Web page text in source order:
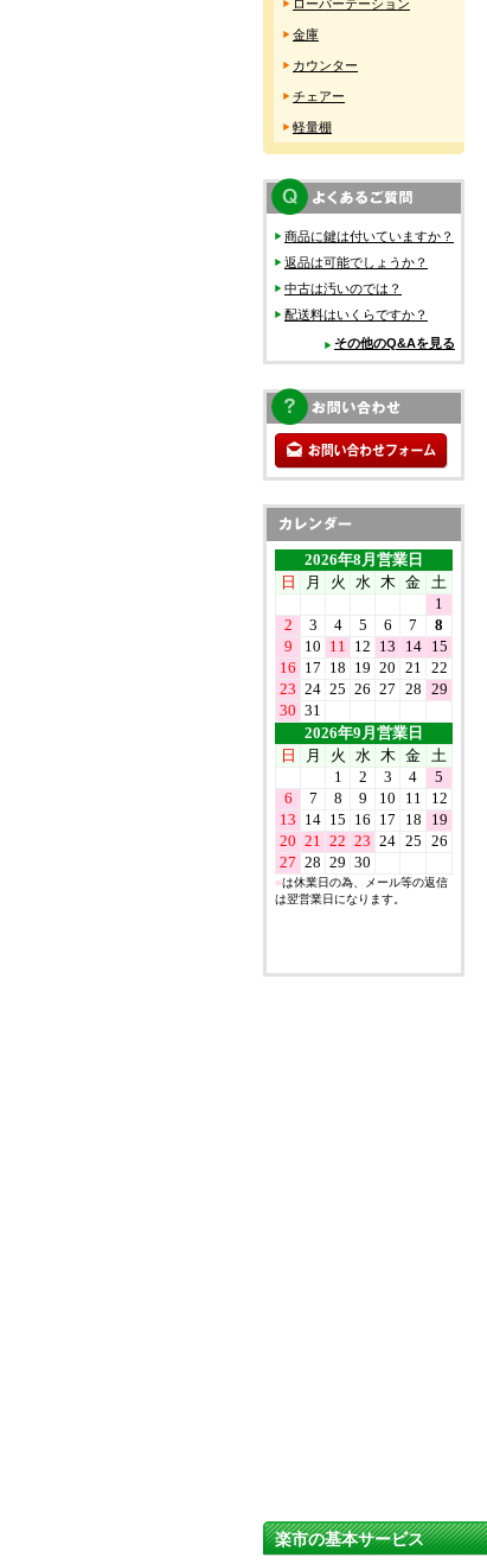
ローパーテーション
金庫
カウンター
チェアー
軽量棚
商品に鍵は付いていますか？
返品は可能でしょうか？
中古は汚いのでは？
配送料はいくらですか？
その他のQ&Aを見る
楽市の基本サービス